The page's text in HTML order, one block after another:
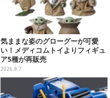
気ままな姿のグローグーが可愛
い！メディコムトイよりフィギュ
ア5種が再販売
2026.8.7